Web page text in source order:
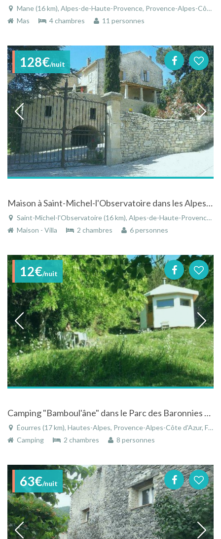
Mane (16 km), Alpes-de-Haute-Provence, Provence-Alpes-Côte d'Azur, France
Mas
4 chambres 11 personnes
128€/nuit
Maison à Saint-Michel-l'Observatoire dans les Alpes-de-Haute-Provence avec piscine
Saint-Michel-l'Observatoire (16 km), Alpes-de-Haute-Provence, Provence-Alpes-Côte d'Azur, France
Maison - Villa
2 chambres 6 personnes
12€/nuit
Camping "Bamboul'âne" dans le Parc des Baronnies entre Provence et Hautes Alpes
Éourres (17 km), Hautes-Alpes, Provence-Alpes-Côte d'Azur, France
Camping
2 chambres 8 personnes
63€/nuit